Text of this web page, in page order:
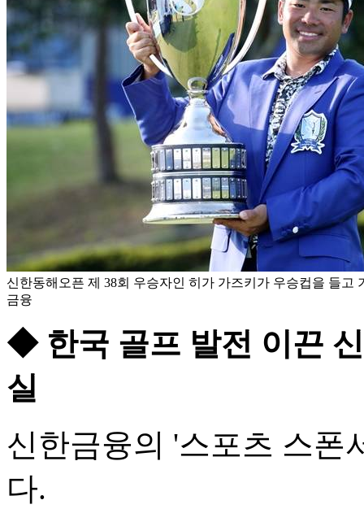
신한동해오픈 제 38회 우승자인 히가 가즈키가 우승컵을 들고
금융
◆ 한국 골프 발전 이끈
실
신한금융의 '스포츠 스폰
다.